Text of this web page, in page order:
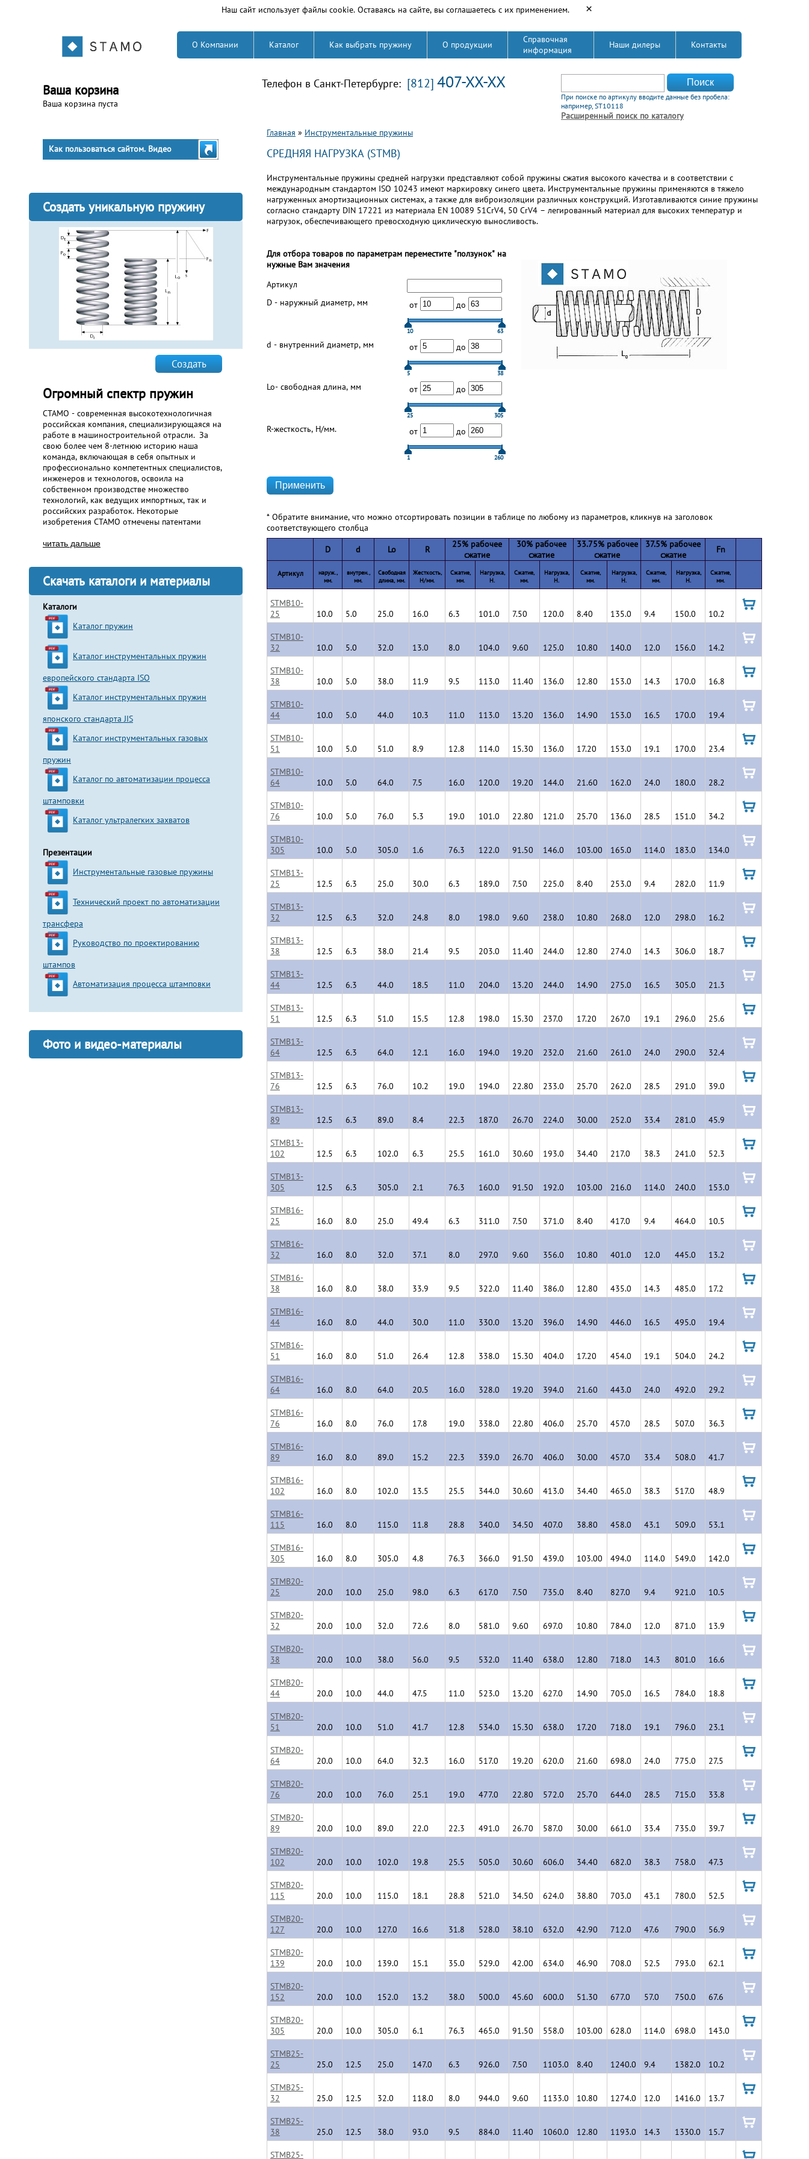
Наш сайт использует файлы cookie. Оставаясь на сайте, вы соглашаетесь с их применением. ×
О Компании Каталог Как выбрать пружину О продукции
Справочная
информация
Наши дилеры Контакты
Телефон в Санкт-Петербурге: [812] 407-XX-XX Форма поиска
Поиск
При поиске по артикулу вводите данные без пробела:
например, ST10118
Расширенный поиск по каталогу
Ваша корзина
Ваша корзина пуста
Как пользоваться сайтом. Видео
Создать уникальную пружину
Создать
Огромный спектр пружин
СТАМО - современная высокотехнологичная
российская компания, специализирующаяся на
работе в машиностроительной отрасли. За
свою более чем 8-летнюю историю наша
команда, включающая в себя опытных и
профессионально компетентных специалистов,
инженеров и технологов, освоила на
собственном производстве множество
технологий, как ведущих импортных, так и
российских разработок. Некоторые
изобретения СТАМО отмечены патентами
читать дальше
Скачать каталоги и материалы
Каталоги
Каталог пружин
Каталог инструментальных пружин
европейского стандарта ISO
Каталог инструментальных пружин
японского стандарта JIS
Каталог инструментальных газовых
пружин
Каталог по автоматизации процесса
штамповки
Каталог ультралегких захватов
Презентации
Инструментальные газовые пружины
Технический проект по автоматизации
трансфера
Руководство по проектированию
штампов
Автоматизация процесса штамповки
Фото и видео-материалы
Вы здесь
Главная » Инструментальные пружины
СРЕДНЯЯ НАГРУЗКА (STMB)
Инструментальные пружины средней нагрузки представляют собой пружины сжатия высокого качества и в соответствии с
международным стандартом ISO 10243 имеют маркировку синего цвета. Инструментальные пружины применяются в тяжело
нагруженных амортизационных системах, а также для виброизоляции различных конструкций. Изготавливаются синие пружины
согласно стандарту DIN 17221 из материала EN 10089 51CrV4, 50 CrV4 – легированный материал для высоких температур и
нагрузок, обеспечивающего превосходную циклическую выносливость.
Для отбора товаров по параметрам переместите "ползунок" на
нужные Вам значения
Артикул
D - наружный диаметр, мм
от до
10 63
d - внутренний диаметр, мм от до
5 38
Lo- свободная длина, мм от до
25 305
R-жесткость, Н/мм. от до
1 260
* Обратите внимание, что можно отсортировать позиции в таблице по любому из параметров, кликнув на заголовок
соответствующего столбца
D
d Lo R
25% рабочее
сжатие
30% рабочее
сжатие
33.75% рабочее
сжатие
37.5% рабочее
сжатие
Fn
Артикул
наруж.,
мм.
внутрен.,
мм.
Свободная
длина, мм.
Жесткость,
Н/мм.
Cжатие,
мм.
Нагрузка,
H.
Cжатие,
мм.
Нагрузка,
H.
Cжатие,
мм.
Нагрузка,
H.
Сжатие,
мм.
Нагрузка,
H.
Сжатие,
мм.
STMB10-
25
10.0 5.0 25.0 16.0 6.3 101.0 7.50 120.0 8.40 135.0 9.4 150.0 10.2
в
корзину
STMB10-
32
10.0 5.0 32.0 13.0 8.0 104.0 9.60 125.0 10.80 140.0 12.0 156.0 14.2
корзину
STMB10-
38
10.0 5.0 38.0 11.9 9.5 113.0 11.40 136.0 12.80 153.0 14.3 170.0 16.8
в
корзину
STMB10-
44
10.0 5.0 44.0 10.3 11.0 113.0 13.20 136.0 14.90 153.0 16.5 170.0 19.4
корзину
STMB10-
51
10.0 5.0 51.0 8.9 12.8 114.0 15.30 136.0 17.20 153.0 19.1 170.0 23.4
в
корзину
STMB10-
64
10.0 5.0 64.0 7.5 16.0 120.0 19.20 144.0 21.60 162.0 24.0 180.0 28.2
корзину
STMB10-
76
10.0 5.0 76.0 5.3 19.0 101.0 22.80 121.0 25.70 136.0 28.5 151.0 34.2
в
корзину
STMB10-
305
10.0 5.0 305.0 1.6 76.3 122.0 91.50 146.0 103.00 165.0 114.0 183.0 134.0
корзину
STMB13-
25
12.5 6.3 25.0 30.0 6.3 189.0 7.50 225.0 8.40 253.0 9.4 282.0 11.9
в
корзину
STMB13-
32
12.5 6.3 32.0 24.8 8.0 198.0 9.60 238.0 10.80 268.0 12.0 298.0 16.2
корзину
STMB13-
38
12.5 6.3 38.0 21.4 9.5 203.0 11.40 244.0 12.80 274.0 14.3 306.0 18.7
в
корзину
STMB13-
44
12.5 6.3 44.0 18.5 11.0 204.0 13.20 244.0 14.90 275.0 16.5 305.0 21.3
корзину
STMB13-
51
12.5 6.3 51.0 15.5 12.8 198.0 15.30 237.0 17.20 267.0 19.1 296.0 25.6
в
корзину
STMB13-
64
12.5 6.3 64.0 12.1 16.0 194.0 19.20 232.0 21.60 261.0 24.0 290.0 32.4
корзину
STMB13-
76
12.5 6.3 76.0 10.2 19.0 194.0 22.80 233.0 25.70 262.0 28.5 291.0 39.0
в
корзину
STMB13-
89
12.5 6.3 89.0 8.4 22.3 187.0 26.70 224.0 30.00 252.0 33.4 281.0 45.9
корзину
STMB13-
102
12.5 6.3 102.0 6.3 25.5 161.0 30.60 193.0 34.40 217.0 38.3 241.0 52.3
в
корзину
STMB13-
305
12.5 6.3 305.0 2.1 76.3 160.0 91.50 192.0 103.00 216.0 114.0 240.0 153.0
корзину
STMB16-
25
16.0 8.0 25.0 49.4 6.3 311.0 7.50 371.0 8.40 417.0 9.4 464.0 10.5
в
корзину
STMB16-
32
16.0 8.0 32.0 37.1 8.0 297.0 9.60 356.0 10.80 401.0 12.0 445.0 13.2
корзину
STMB16-
38
16.0 8.0 38.0 33.9 9.5 322.0 11.40 386.0 12.80 435.0 14.3 485.0 17.2
в
корзину
STMB16-
44
16.0 8.0 44.0 30.0 11.0 330.0 13.20 396.0 14.90 446.0 16.5 495.0 19.4
корзину
STMB16-
51
16.0 8.0 51.0 26.4 12.8 338.0 15.30 404.0 17.20 454.0 19.1 504.0 24.2
в
корзину
STMB16-
64
16.0 8.0 64.0 20.5 16.0 328.0 19.20 394.0 21.60 443.0 24.0 492.0 29.2
корзину
STMB16-
76
16.0 8.0 76.0 17.8 19.0 338.0 22.80 406.0 25.70 457.0 28.5 507.0 36.3
в
корзину
STMB16-
89
16.0 8.0 89.0 15.2 22.3 339.0 26.70 406.0 30.00 457.0 33.4 508.0 41.7
корзину
STMB16-
102
16.0 8.0 102.0 13.5 25.5 344.0 30.60 413.0 34.40 465.0 38.3 517.0 48.9
в
корзину
STMB16-
115
16.0 8.0 115.0 11.8 28.8 340.0 34.50 407.0 38.80 458.0 43.1 509.0 53.1
корзину
STMB16-
305
16.0 8.0 305.0 4.8 76.3 366.0 91.50 439.0 103.00 494.0 114.0 549.0 142.0
в
корзину
STMB20-
25
20.0 10.0 25.0 98.0 6.3 617.0 7.50 735.0 8.40 827.0 9.4 921.0 10.5
корзину
STMB20-
32
20.0 10.0 32.0 72.6 8.0 581.0 9.60 697.0 10.80 784.0 12.0 871.0 13.9
в
корзину
STMB20-
38
20.0 10.0 38.0 56.0 9.5 532.0 11.40 638.0 12.80 718.0 14.3 801.0 16.6
корзину
STMB20-
44
20.0 10.0 44.0 47.5 11.0 523.0 13.20 627.0 14.90 705.0 16.5 784.0 18.8
в
корзину
STMB20-
51
20.0 10.0 51.0 41.7 12.8 534.0 15.30 638.0 17.20 718.0 19.1 796.0 23.1
корзину
STMB20-
64
20.0 10.0 64.0 32.3 16.0 517.0 19.20 620.0 21.60 698.0 24.0 775.0 27.5
в
корзину
STMB20-
76
20.0 10.0 76.0 25.1 19.0 477.0 22.80 572.0 25.70 644.0 28.5 715.0 33.8
корзину
STMB20-
89
20.0 10.0 89.0 22.0 22.3 491.0 26.70 587.0 30.00 661.0 33.4 735.0 39.7
в
корзину
STMB20-
102
20.0 10.0 102.0 19.8 25.5 505.0 30.60 606.0 34.40 682.0 38.3 758.0 47.3
корзину
STMB20-
115
20.0 10.0 115.0 18.1 28.8 521.0 34.50 624.0 38.80 703.0 43.1 780.0 52.5
в
корзину
STMB20-
127
20.0 10.0 127.0 16.6 31.8 528.0 38.10 632.0 42.90 712.0 47.6 790.0 56.9
корзину
STMB20-
139
20.0 10.0 139.0 15.1 35.0 529.0 42.00 634.0 46.90 708.0 52.5 793.0 62.1
в
корзину
STMB20-
152
20.0 10.0 152.0 13.2 38.0 500.0 45.60 600.0 51.30 677.0 57.0 750.0 67.6
корзину
STMB20-
305
20.0 10.0 305.0 6.1 76.3 465.0 91.50 558.0 103.00 628.0 114.0 698.0 143.0
в
корзину
STMB25-
25
25.0 12.5 25.0 147.0 6.3 926.0 7.50 1103.0 8.40 1240.0 9.4 1382.0 10.2
корзину
STMB25-
32
25.0 12.5 32.0 118.0 8.0 944.0 9.60 1133.0 10.80 1274.0 12.0 1416.0 13.7
в
корзину
STMB25-
38
25.0 12.5 38.0 93.0 9.5 884.0 11.40 1060.0 12.80 1193.0 14.3 1330.0 15.7
корзину
STMB25-